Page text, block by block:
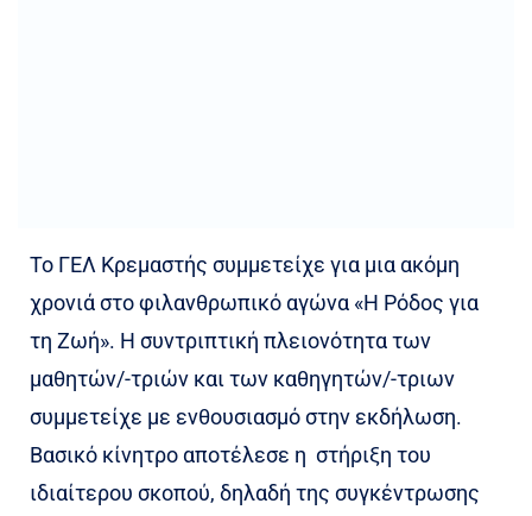
Το ΓΕΛ Κρεμαστής συμμετείχε για μια ακόμη
χρονιά στο φιλανθρωπικό αγώνα «Η Ρόδος για
τη Ζωή». Η συντριπτική πλειονότητα των
μαθητών/-τριών και των καθηγητών/-τριων
συμμετείχε με ενθουσιασμό στην εκδήλωση.
Βασικό κίνητρο αποτέλεσε η στήριξη του
ιδιαίτερου σκοπού, δηλαδή της συγκέντρωσης